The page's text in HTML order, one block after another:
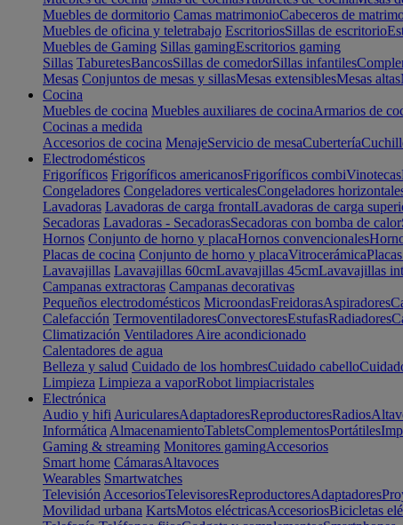
Muebles de dormitorio Camas matrimonioCabeceros de
Muebles de oficina y teletrabajo EscritoriosSillas de escritorio
Muebles de Gaming Sillas gamingEscritorios gaming
Sillas TaburetesBancosSillas de comedorSillas infantiles
Mesas Conjuntos de mesas y sillasMesas extensiblesMesas altas
Cocina
Muebles de cocina Muebles auxiliares de cocinaArmarios de
Cocinas a medida
Accesorios de cocina MenajeServicio de mesaCubertería
Electrodomésticos
Frigoríficos Frigoríficos americanosFrigoríficos combiVinotecas
Congeladores Congeladores verticalesCongeladores
Lavadoras Lavadoras de carga frontalLavadoras de carga
Secadoras Lavadoras - SecadorasSecadoras con bomba de calor
Hornos Conjunto de horno y placaHornos convencionales
Placas de cocina Conjunto de horno y placaVitrocerámica
Lavavajillas Lavavajillas 60cmLavavajillas 45cmLavavajillas
Campanas extractoras Campanas decorativas
Pequeños electrodomésticos MicroondasFreidorasAspiradores
Calefacción TermoventiladoresConvectoresEstufasRadiadores
Climatización Ventiladores Aire acondicionado
Calentadores de agua
Belleza y salud Cuidado de los hombresCuidado cabello
Limpieza Limpieza a vaporRobot limpiacristales
Electrónica
Audio y hifi AuricularesAdaptadoresReproductoresRadios
Informática AlmacenamientoTabletsComplementosPortátiles
Gaming & streaming Monitores gamingAccesorios
Smart home CámarasAltavoces
Wearables Smartwatches
Televisión AccesoriosTelevisoresReproductoresAdaptadores
Movilidad urbana KartsMotos eléctricasAccesoriosBicicletas